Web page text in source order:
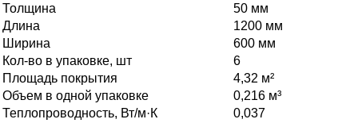
Толщина
50 мм
Длина
1200 мм
Ширина
600 мм
Кол-во в упаковке, шт
6
Площадь покрытия
4,32 м²
Объем в одной упаковке
0,216 м³
Теплопроводность, Вт/м·К
0,037